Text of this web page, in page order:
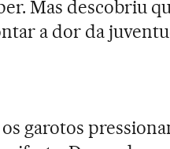
Mas descobriu
a dor da
garotos